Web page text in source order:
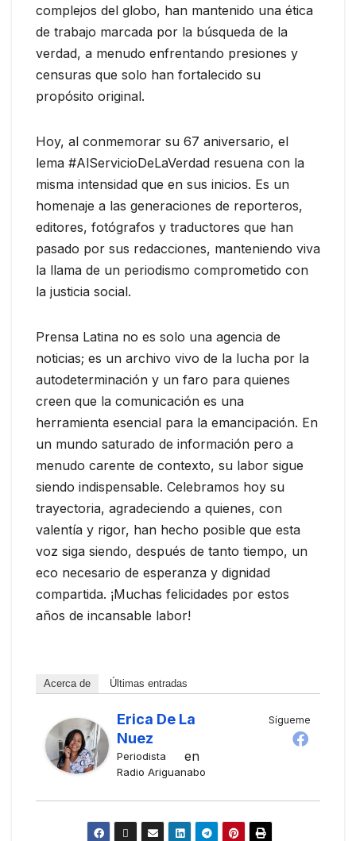
complejos del globo, han mantenido una ética
de trabajo marcada por la búsqueda de la
verdad, a menudo enfrentando presiones y
censuras que solo han fortalecido su
propósito original.
Hoy, al conmemorar su 67 aniversario, el
lema #AlServicioDeLaVerdad resuena con la
misma intensidad que en sus inicios. Es un
homenaje a las generaciones de reporteros,
editores, fotógrafos y traductores que han
pasado por sus redacciones, manteniendo viva
la llama de un periodismo comprometido con
la justicia social.
Prensa Latina no es solo una agencia de
noticias; es un archivo vivo de la lucha por la
autodeterminación y un faro para quienes
creen que la comunicación es una
herramienta esencial para la emancipación. En
un mundo saturado de información pero a
menudo carente de contexto, su labor sigue
siendo indispensable. Celebramos hoy su
trayectoria, agradeciendo a quienes, con
valentía y rigor, han hecho posible que esta
voz siga siendo, después de tanto tiempo, un
eco necesario de esperanza y dignidad
compartida. ¡Muchas felicidades por estos
años de incansable labor!
Acerca de Últimas entradas
Sígueme
Erica De La
Nuez
Periodista en
Radio Ariguanabo